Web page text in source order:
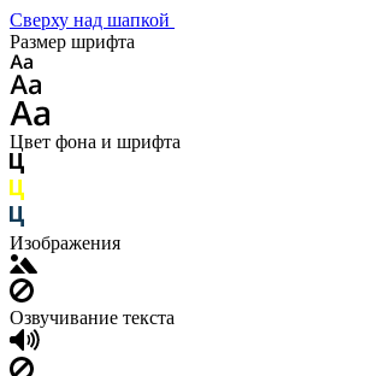
Сверху над шапкой
Размер шрифта
Цвет фона и шрифта
Изображения
Озвучивание текста